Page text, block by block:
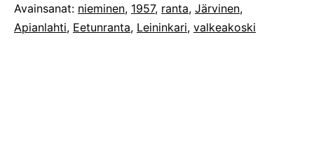
Avainsanat: nieminen, 1957, ranta, Järvinen,
Apianlahti, Eetunranta, Leininkari, valkeakoski